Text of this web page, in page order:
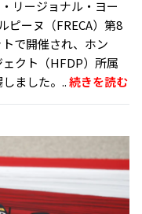
リージョナル・ヨー
ピーヌ（FRECA）第8
で開催され、ホン
クト（HFDP）所属
ました。..続きを読む